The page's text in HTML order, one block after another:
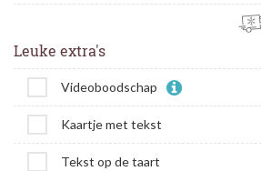
Leuke extra's
Videoboodschap
Kaartje met tekst
Tekst op de taart